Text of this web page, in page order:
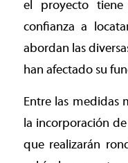
el proyecto
confianza a
abordan las
han afectado su
Entre las medidas
la incorporación
que realizarán